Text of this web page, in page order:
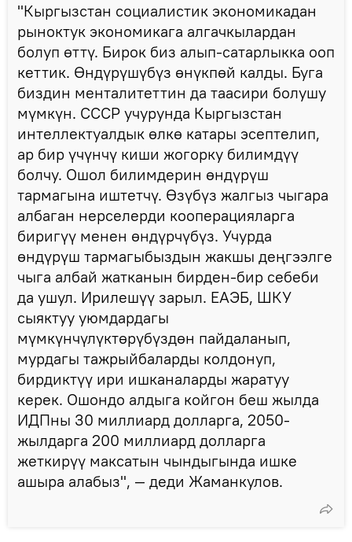
"Кыргызстан социалистик экономикадан
рыноктук экономикага алгачкылардан
болуп өттү. Бирок биз алып-сатарлыкка ооп
кеттик. Өндүрүшүбүз өнүкпөй калды. Буга
биздин менталитеттин да таасири болушу
мүмкүн. СССР учурунда Кыргызстан
интеллектуалдык өлкө катары эсептелип,
ар бир үчүнчү киши жогорку билимдүү
болчу. Ошол билимдерин өндүрүш
тармагына иштетчү. Өзүбүз жалгыз чыгара
албаган нерселерди кооперацияларга
биригүү менен өндүрчүбүз. Учурда
өндүрүш тармагыбыздын жакшы деңгээлге
чыга албай жатканын бирден-бир себеби
да ушул. Ирилешүү зарыл. ЕАЭБ, ШКУ
сыяктуу уюмдардагы
мүмкүнчүлүктөрүбүздөн пайдаланып,
мурдагы тажрыйбаларды колдонуп,
бирдиктүү ири ишканаларды жаратуу
керек. Ошондо алдыга койгон беш жылда
ИДПны 30 миллиард долларга, 2050-
жылдарга 200 миллиард долларга
жеткирүү максатын чындыгында ишке
ашыра алабыз", — деди Жаманкулов.